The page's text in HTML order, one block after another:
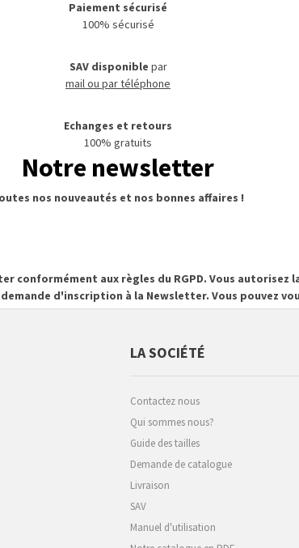
Paiement sécurisé
100% sécurisé
SAV disponible par
mail ou par téléphone
Echanges et retours
100% gratuits
Notre newsletter
nos nouveautés et nos bonnes affaires !
conformément aux règles du RGPD. Vous autorisez
d'inscription à la Newsletter. Vous pouvez
LA SOCIÉTÉ
Contactez nous
Qui sommes nous?
Guide des tailles
Demande de catalogue
Livraison
SAV
Manuel d'utilisation